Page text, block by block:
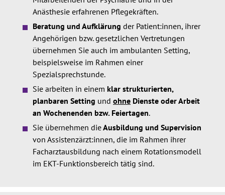
Anästhesie erfahrenen Pflegekräften.
Beratung und Aufklärung der Patient:innen, ihrer
Angehörigen bzw. gesetzlichen Vertretungen
übernehmen Sie auch im ambulanten Setting,
beispielsweise im Rahmen einer
Spezialsprechstunde.
Sie arbeiten in einem klar strukturierten,
planbaren Setting und ohne Dienste oder Arbeit
an Wochenenden bzw. Feiertagen.
Sie übernehmen dieAusbildung und Supervision
von Assistenzärzt:innen, die im Rahmen ihrer
Facharztausbildung nach einem Rotationsmodell
im EKT-Funktionsbereich tätig sind.